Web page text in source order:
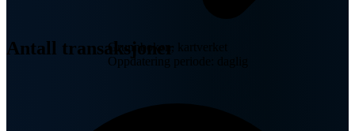
Antall transaksjoner
Grunnboken, kartverket
Oppdatering periode: daglig